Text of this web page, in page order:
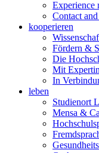
Experience
Contact
kooperieren
Fördern &
Die
Mit
In
leben
Studienort
Mensa &